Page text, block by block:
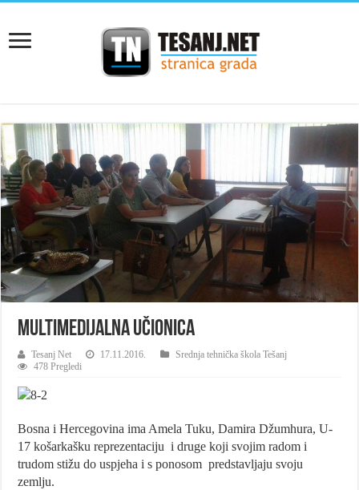
Multimedijalna učionica
Tesanj Net 17.11.2016.
Srednja tehnička škola Tešanj
478 Pregledi
Bosna i Hercegovina ima Amela Tuku, Damira Džumhura, U-
17 košarkašku reprezentaciju i druge koji svojim radom i
trudom stižu do uspjeha i s ponosom predstavljaju svoju
zemlju.